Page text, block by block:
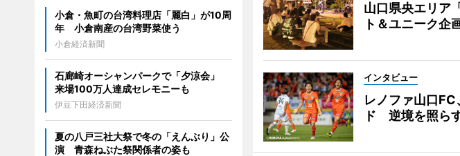
山口県央エリア
ト＆ユニーク企
インタビュー
レノファ山口
ド 逆境を照ら
小倉・魚町の台湾料理店「麗白」が10周
年 小倉南産の台湾野菜使う
小倉経済新聞
石廊崎オーシャンパークで「夕涼会」
来場100万人達成セレモニーも
伊豆下田経済新聞
夏の八戸三社大祭で冬の「えんぶり」公
演 青森ねぶた祭関係者の姿も